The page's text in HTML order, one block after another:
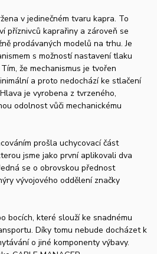
v jedinečném tvaru kapra. To
příznivců kaprařiny a zároveň se
prodávaných modelů na trhu. Je
s možností nastavení tlaku
že mechanismus je tvořen
a proto nedochází ke stlačení
je vyrobena z tvrzeného,
odolnost vůči mechanickému
prošla uchycovací část
jsme jako první aplikovali dva
se o obrovskou přednost
vývojového oddělení značky
bocích, které slouží ke snadnému
Díky tomu nebude docházet k
o jiné komponenty výbavy.